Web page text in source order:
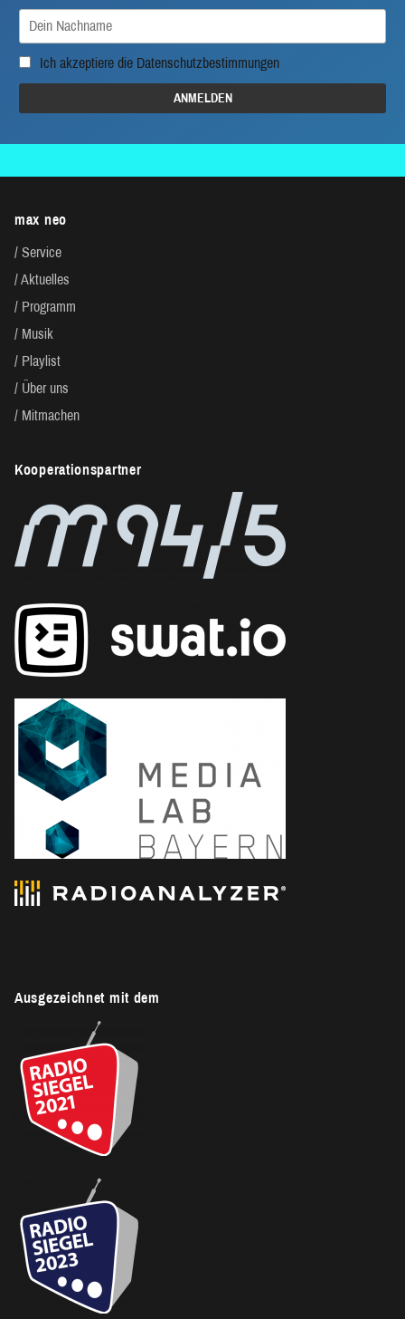
Ich akzeptiere die Datenschutzbestimmungen
max neo
Service
Aktuelles
Programm
Musik
Playlist
Über uns
Mitmachen
Kooperationspartner
Ausgezeichnet mit dem